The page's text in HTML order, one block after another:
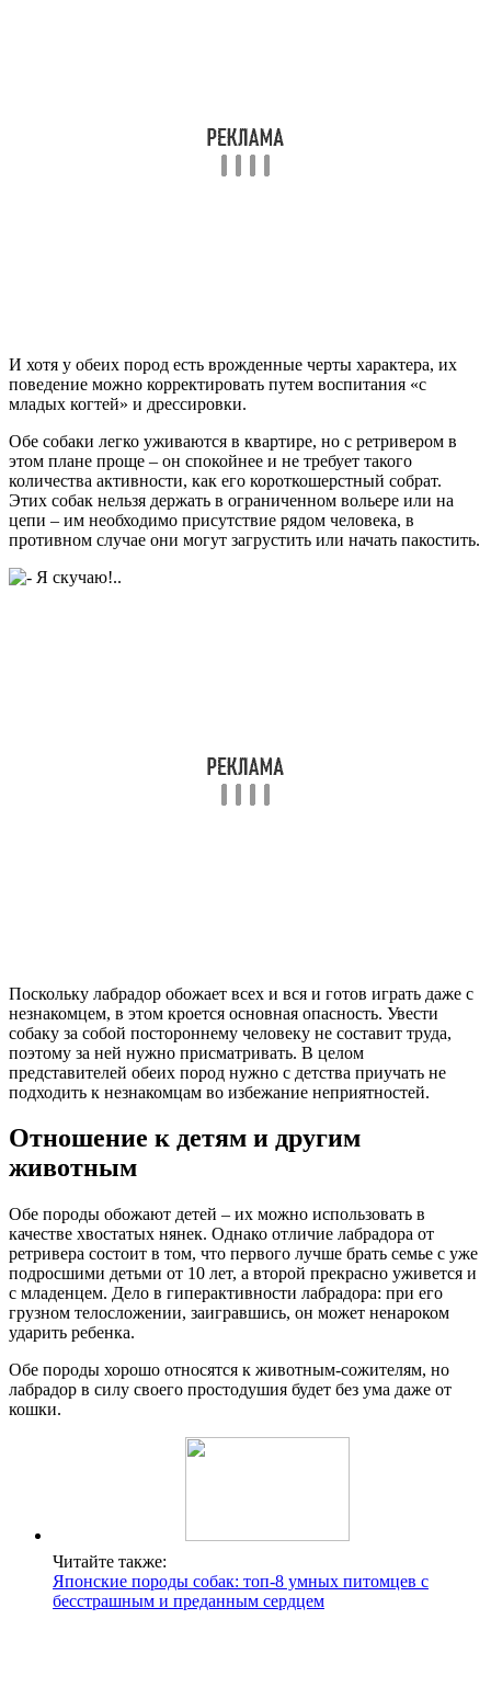
И хотя у обеих пород есть врожденные черты характера, их
поведение можно корректировать путем воспитания «с
младых когтей» и дрессировки.
Обе собаки легко уживаются в квартире, но с ретривером в
этом плане проще – он спокойнее и не требует такого
количества активности, как его короткошерстный собрат.
Этих собак нельзя держать в ограниченном вольере или на
цепи – им необходимо присутствие рядом человека, в
противном случае они могут загрустить или начать пакостить.
Поскольку лабрадор обожает всех и вся и готов играть даже с
незнакомцем, в этом кроется основная опасность. Увести
собаку за собой постороннему человеку не составит труда,
поэтому за ней нужно присматривать. В целом
представителей обеих пород нужно с детства приучать не
подходить к незнакомцам во избежание неприятностей.
Отношение к детям и другим
животным
Обе породы обожают детей – их можно использовать в
качестве хвостатых нянек. Однако отличие лабрадора от
ретривера состоит в том, что первого лучше брать семье с уже
подросшими детьми от 10 лет, а второй прекрасно уживется и
с младенцем. Дело в гиперактивности лабрадора: при его
грузном телосложении, заигравшись, он может ненароком
ударить ребенка.
Обе породы хорошо относятся к животным-сожителям, но
лабрадор в силу своего простодушия будет без ума даже от
кошки.
Читайте также:
Японские породы собак: топ-8 умных питомцев с
бесстрашным и преданным сердцем